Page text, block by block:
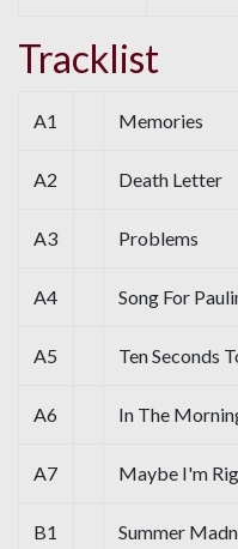
Tracklist
A1 Memories
A2 Death Letter
A3 Problems
A4 Song For
A5 Ten Seconds
A6 In The
A7 Maybe I'm
B1 Summer